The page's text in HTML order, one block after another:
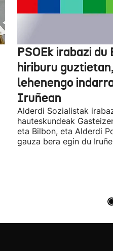
PSOEk irabazi du
hiriburu
lehenengo
Iruñean
Alderdi Sozialistak
hauteskundeak
eta Bilbon, eta Alderdi
gauza bera egin du